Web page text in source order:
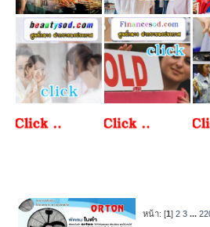
หน้า: [1]2 3 ...